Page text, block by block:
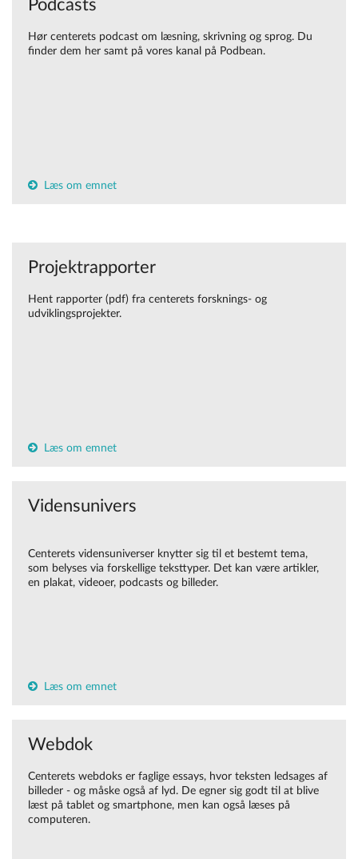
Podcasts
Hør centerets podcast om læsning, skrivning og sprog. Du
finder dem her samt på vores kanal på Podbean.
Læs om emnet
Projektrapporter
Hent rapporter (pdf) fra centerets forsknings- og
udviklingsprojekter.
Læs om emnet
Vidensunivers
Centerets vidensuniverser knytter sig til et bestemt tema,
som belyses via forskellige teksttyper. Det kan være artikler,
en plakat, videoer, podcasts og billeder.
Læs om emnet
Webdok
Centerets webdoks er faglige essays, hvor teksten ledsages af
billeder - og måske også af lyd. De egner sig godt til at blive
læst på tablet og smartphone, men kan også læses på
computeren.